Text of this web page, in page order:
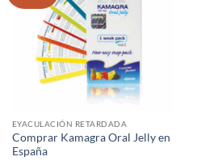
EYACULACIÓN RETARDADA
Comprar Kamagra Oral Jelly en
España